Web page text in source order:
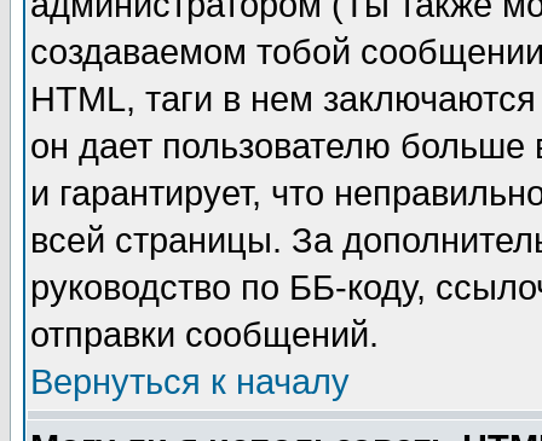
создаваемом тобой
HTML, таги в нем
он дает пользователю
и гарантирует, что
всей страницы. За
руководство по ББ-коду,
отправки сообщений.
Вернуться к началу